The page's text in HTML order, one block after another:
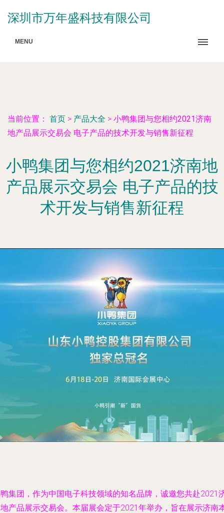
深圳市万年盛科技有限公司
MENU
当前位置： 首页 > 产品大全 > 小鸭集团与您相约2021济南
地产品展示交易会 电子产品的技术开发与销售新征程
小鸭集团与您相约2021济南地
产品展示交易会 电子产品的技
术开发与销售新征程
集团，作为中国电子科技领域的知名品牌，诚邀您共赴2021
产品展示交易会。本届展会定于2021年举办，旨在展示济南